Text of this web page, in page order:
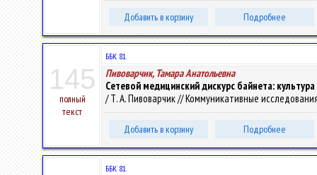
Добавить в корзину Подробнее
145
полный
текст
ББК 81.
Пивоварчик, Тамара Анатольевна
Сетевой медицинский дискурс байнета:
/ Т. А. Пивоварчик // Коммуникативные
Добавить в корзину Подробнее
ББК 81.